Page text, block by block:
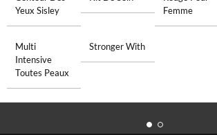
Yeux Sisley
Femme
Multi
Intensive
Toutes Peaux
Stronger With